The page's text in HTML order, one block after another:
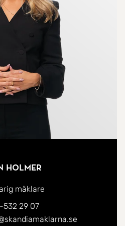
BRF med låg belåning -
bästa föreningar!
med plats för
väl bevarade såsom;
originalparketter i
bostaden. Nuvarande
till ett källarförråd &
Abrahamsbergs T-bana
service. Gröna
ca 15 min in till city.
Holmer
mäklare
532 29 07